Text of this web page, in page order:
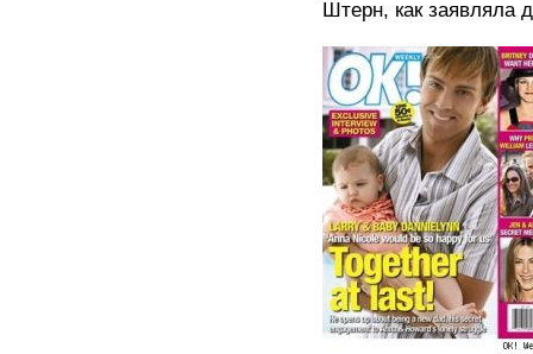
Штерн, как заявляла